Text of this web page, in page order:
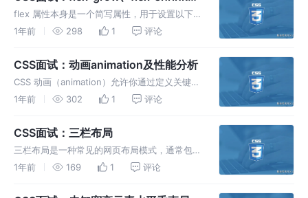
flex-basis
flex 属性本身是一个简写属性，用于设置以下三
个子属性： flex-grow: 定义项目的放大比例，
剩余空间。是对剩余空间的按比例分配。 默认
1年前 298 1 评论
CSS面试：动画animation及性能分析
CSS 动画（animation）允许你通过定义关键帧
（@keyframes）来创建复杂的动画效果，这些
CSS 动画的详细讲解，包括核心概念、使用方
1年前 302 1 评论
CSS面试：三栏布局
三栏布局是一种常见的网页布局模式，通常包括
一个左侧栏、一个右侧栏和一个中间内容区域。
的三栏布局实现方案： 1. 浮动布局 使用 float
1年前 169 1 评论